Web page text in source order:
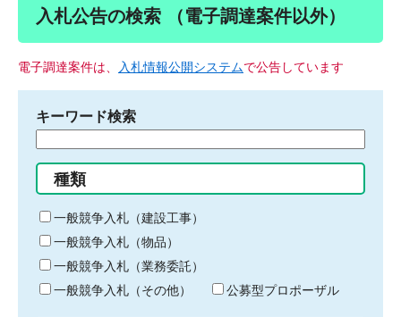
入札公告の検索 （電子調達案件以外）
電子調達案件は、 入札情報公開システムで公告しています
キーワード検索
る
キ
ー
ワ
ー
ド
種類
一般競争入札（建設工事）
一般競争入札（物品）
一般競争入札（業務委託）
一般競争入札（その他）
公募型プロポーザル